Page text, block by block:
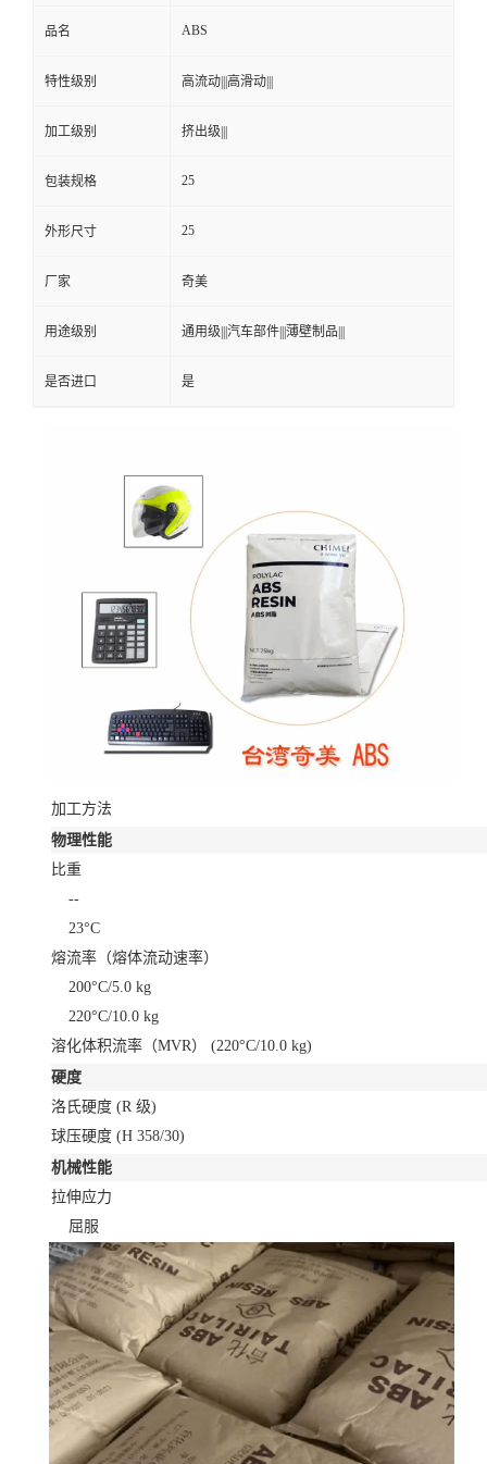
品名 ABS
特性级别 高流动|||高滑动|||
加工级别 挤出级|||
包装规格 25
外形尺寸 25
厂家 奇美
用途级别 通用级|||汽车部件|||薄壁制品|||
是否进口 是
加工方法
物理性能
比重
--
23°C
熔流率（熔体流动速率）
200°C/5.0 kg
220°C/10.0 kg
溶化体积流率（MVR） (220°C/10.0 kg)
硬度
洛氏硬度 (R 级)
球压硬度 (H 358/30)
机械性能
拉伸应力
屈服